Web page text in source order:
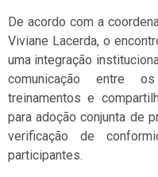
De acordo com a
Viviane Lacerda, o
uma integração
comunicação entre
treinamentos e
para adoção conjunta de
verificação de
participantes.